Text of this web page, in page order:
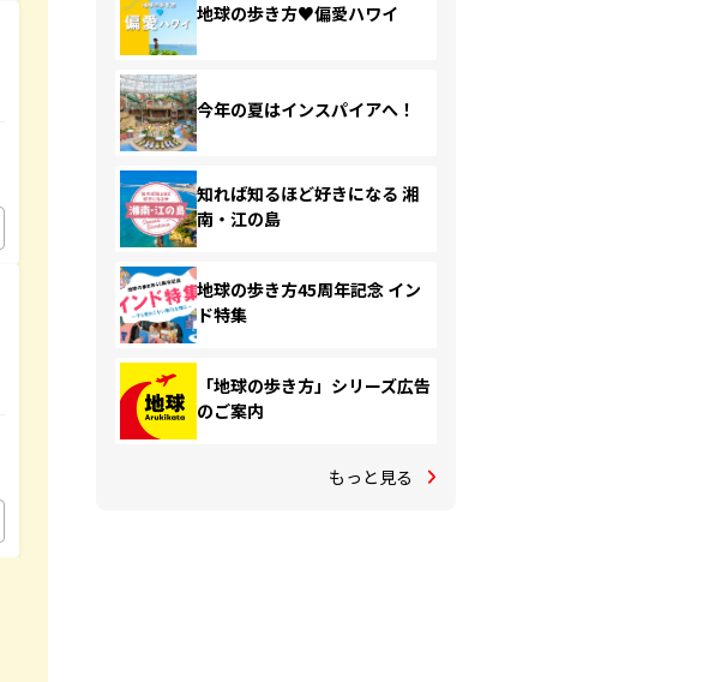
地球の歩き方♥偏愛ハワイ
今年の夏はインスパイアへ！
知れば知るほど好きになる 湘
南・江の島
地球の歩き方45周年記念 イン
ド特集
「地球の歩き方」シリーズ広告
のご案内
もっと見る